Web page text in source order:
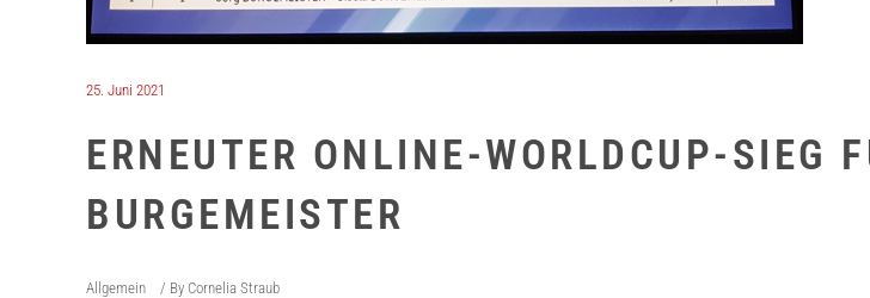
25. Juni 2021
ERNEUTER ONLINE-WORLDCUP-SIEG
BURGEMEISTER
Allgemein By Cornelia Straub